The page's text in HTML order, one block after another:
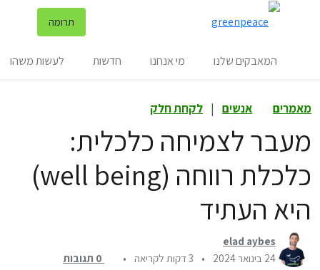
תרומה
המאבקים שלנו מי אנחנו חדשות לעשות משהו
מאמרים אנשים | לקחת חלק
מעבר לצמיחה כלכלית:
כלכלת רווחה (well being)
היא העתיד
elad aybes
24 בינואר 2024
• 3 דקות לקריאה •
0 תגובות